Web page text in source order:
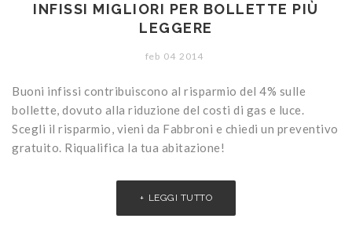
INFISSI MIGLIORI PER BOLLETTE PIÙ
LEGGERE
feb 04 2014
Buoni infissi contribuiscono al risparmio del 4% sulle
bollette, dovuto alla riduzione del costi di gas e luce.
Scegli il risparmio, vieni da Fabbroni e chiedi un preventivo
gratuito. Riqualifica la tua abitazione!
LEGGI TUTTO